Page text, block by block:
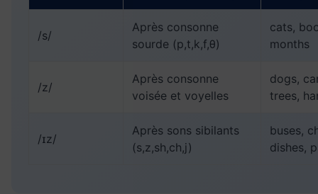
/s/
Après consonne
sourde (p,t,k,f,θ)
cats,
months
/z/
Après consonne
voisée et voyelles
dogs,
trees,
/ɪz/
Après sons sibilants
(s,z,sh,ch,j)
buses,
dishes,